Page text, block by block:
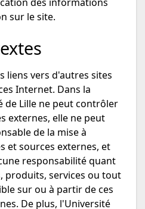
sur le site.
liens vers d'autres sites
Internet. Dans la
de Lille ne peut contrôler
externes, elle ne peut
de la mise à
et sources externes, et
responsabilité quant
produits, services ou tout
sur ou à partir de ces
De plus, l'Université